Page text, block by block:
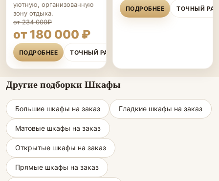
уютную, организованную
зону отдыха.
от 234 000₽
от 180 000 ₽
ПОДРОБНЕЕ ТОЧНЫЙ РАСЧЁТ
ПОДРОБНЕЕ ТОЧНЫЙ
Другие подборки Шкафы
Большие шкафы на заказ Гладкие шкафы на заказ
Матовые шкафы на заказ
Открытые шкафы на заказ
Прямые шкафы на заказ